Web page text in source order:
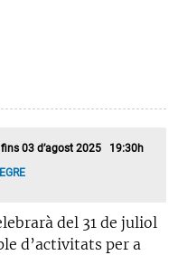
fins 03 d’agost 2025 19:30h
del 31 de juliol
d’activitats per a